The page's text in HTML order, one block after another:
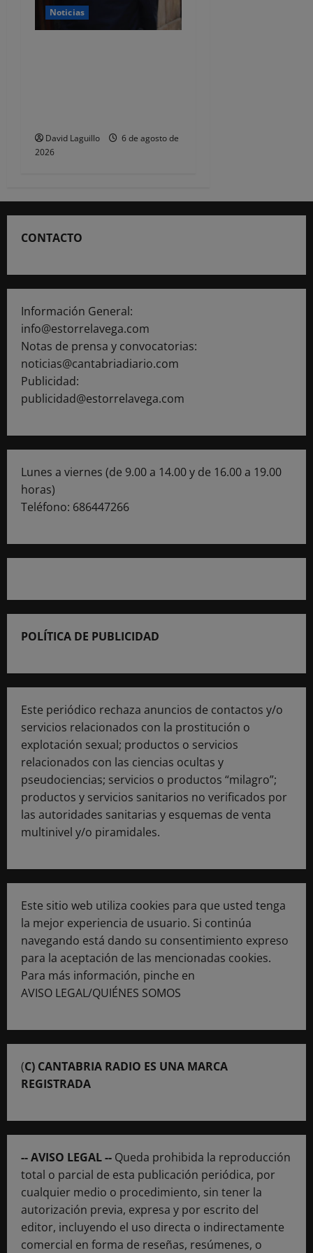
Noticias
David Laguillo
6 de agosto de
2026
CONTACTO
Información General:
info@estorrelavega.com
Notas de prensa y convocatorias:
noticias@cantabriadiario.com
Publicidad:
publicidad@estorrelavega.com
Lunes a viernes (de 9.00 a 14.00 y de 16.00 a 19.00
horas)
Teléfono: 686447266
POLÍTICA DE PUBLICIDAD
Este periódico rechaza anuncios de contactos y/o
servicios relacionados con la prostitución o
explotación sexual; productos o servicios
relacionados con las ciencias ocultas y
pseudociencias; servicios o productos “milagro”;
productos y servicios sanitarios no verificados por
las autoridades sanitarias y esquemas de venta
multinivel y/o piramidales.
Este sitio web utiliza cookies para que usted tenga
la mejor experiencia de usuario. Si continúa
navegando está dando su consentimiento expreso
para la aceptación de las mencionadas cookies.
Para más información, pinche en
AVISO LEGAL/QUIÉNES SOMOS
(C) CANTABRIA RADIO ES UNA MARCA
REGISTRADA
-- AVISO LEGAL -- Queda prohibida la reproducción
total o parcial de esta publicación periódica, por
cualquier medio o procedimiento, sin tener la
autorización previa, expresa y por escrito del
editor, incluyendo el uso directa o indirectamente
comercial en forma de reseñas, resúmenes, o